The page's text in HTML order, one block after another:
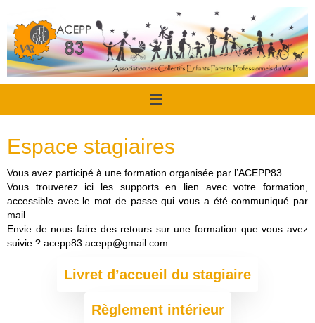
contenu
Espace stagiaires
Vous avez participé à une formation organisée par l’ACEPP83.
Vous trouverez ici les supports en lien avec votre formation,
accessible avec le mot de passe qui vous a été communiqué par
mail.
Envie de nous faire des retours sur une formation que vous avez
suivie ? acepp83.acepp@gmail.com
Livret d’accueil du stagiaire
Règlement intérieur